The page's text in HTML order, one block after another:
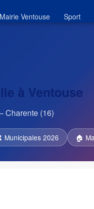
Mairie Ventouse Sport
à Ventouse
Charente (16)
2026 🏠